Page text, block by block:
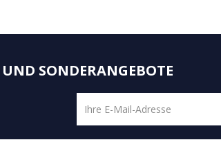
SONDERANGEBOTE